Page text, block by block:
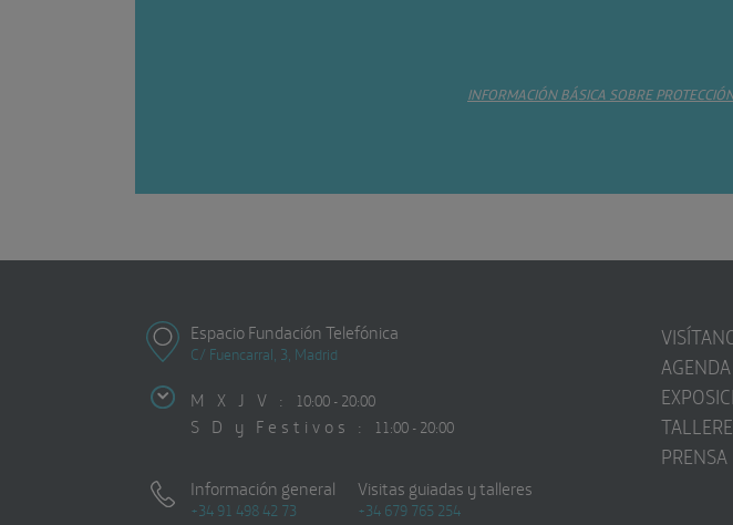
INFORMACIÓN BÁSICA SOBRE
Espacio Fundación Telefónica
C/ Fuencarral, 3, Madrid
M X J V : 10:00 - 20:00
S D y Festivos : 11:00 - 20:00
Información general
+34 91 498 42 73
Visitas guiadas y talleres
+34 679 765 254
AGENDA
PRENSA